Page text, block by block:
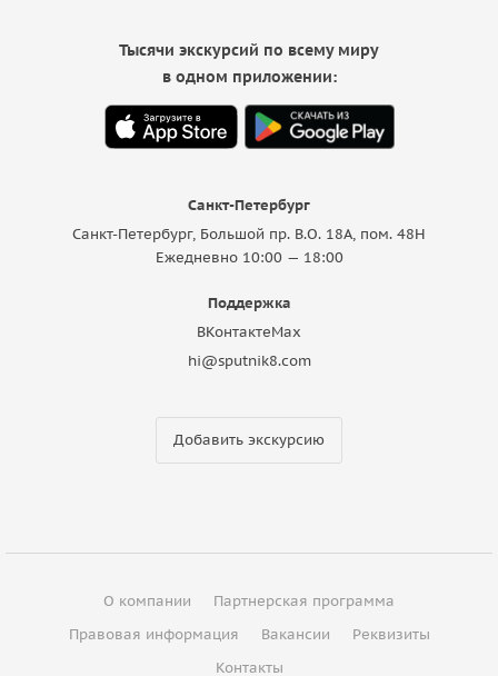
Санкт-Петербург
Санкт-Петербург, Большой пр. В.О. 18A, пом. 48Н
Ежедневно 10:00 — 18:00
Поддержка
ВКонтактеMax
hi@sputnik8.com
Добавить экскурсию
Тысячи экскурсий по всему миру
в одном приложении:
О компании
Партнерская программа
Правовая информация
Вакансии
Реквизиты
Контакты